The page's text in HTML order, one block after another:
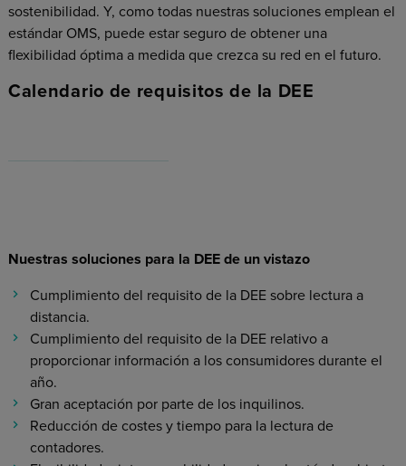
sostenibilidad. Y, como todas nuestras soluciones emplean el
estándar OMS, puede estar seguro de obtener una
flexibilidad óptima a medida que crezca su red en el futuro.
Calendario de requisitos de la DEE
Nuestras soluciones para la DEE de un vistazo
Cumplimiento del requisito de la DEE sobre lectura a
distancia.
Cumplimiento del requisito de la DEE relativo a
proporcionar información a los consumidores durante el
año.
Gran aceptación por parte de los inquilinos.
Reducción de costes y tiempo para la lectura de
contadores.